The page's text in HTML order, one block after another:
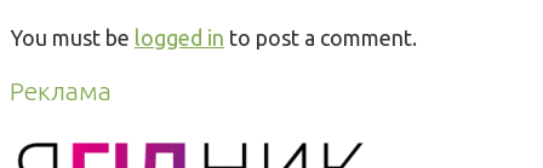
You must be logged in to post a comment.
Реклама